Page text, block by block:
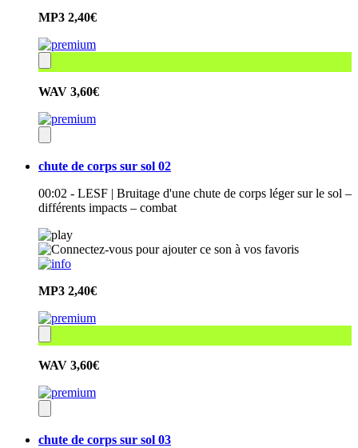
MP3 2,40€
WAV 3,60€
chute de corps sur sol 02
00:02 - LESF | Bruitage d'une chute de corps léger sur le sol –
différents impacts – combat
MP3 2,40€
WAV 3,60€
chute de corps sur sol 03